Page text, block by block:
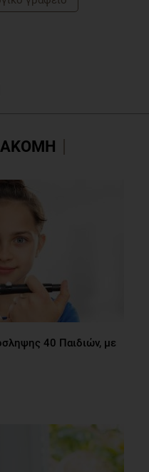
ΑΚΟΜΗ
40 Παιδιών, με